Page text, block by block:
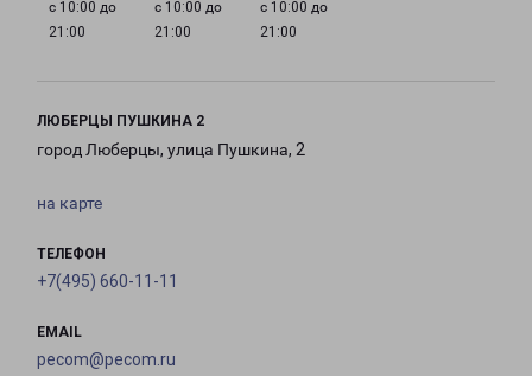
с 10:00 до
21:00
с 10:00 до
21:00
с 10:00 до
21:00
ЛЮБЕРЦЫ ПУШКИНА 2
город Люберцы, улица Пушкина, 2
на карте
ТЕЛЕФОН
+7(495) 660-11-11
EMAIL
pecom@pecom.ru